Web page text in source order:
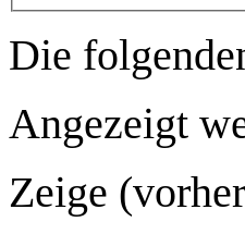
Die
Angezeigt
Zeige (